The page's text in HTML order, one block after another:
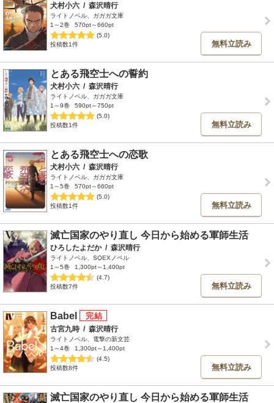
犬村小六 / 森沢晴行
ライトノベル、ガガガ文庫
1～2巻
570pt～660pt
(5.0)
投稿数1件
無料立読み
とある飛空士への誓約
犬村小六 / 森沢晴行
ライトノベル、ガガガ文庫
1～9巻
590pt～750pt
(5.0)
投稿数1件
無料立読み
とある飛空士への恋歌
犬村小六 / 森沢晴行
ライトノベル、ガガガ文庫
1～5巻
570pt～660pt
(5.0)
投稿数1件
無料立読み
滅亡国家のやり直し 今日から始める軍師生活
ひろしたよだか / 森沢晴行
ライトノベル、SQEXノベル
1～5巻
1,300pt～1,400pt
(4.7)
投稿数7件
無料立読み
Babel
古宮九時 / 森沢晴行
ライトノベル、電撃の新文芸
1～4巻
1,300pt～1,400pt
(4.5)
投稿数8件
無料立読み
滅亡国家のやり直し 今日から始める軍師生活